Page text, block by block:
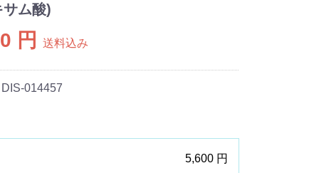
サム酸)
円
送料込み
014457
5,600 円